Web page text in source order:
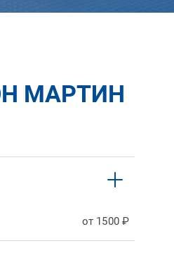
МАРТИН
от 1500 ₽